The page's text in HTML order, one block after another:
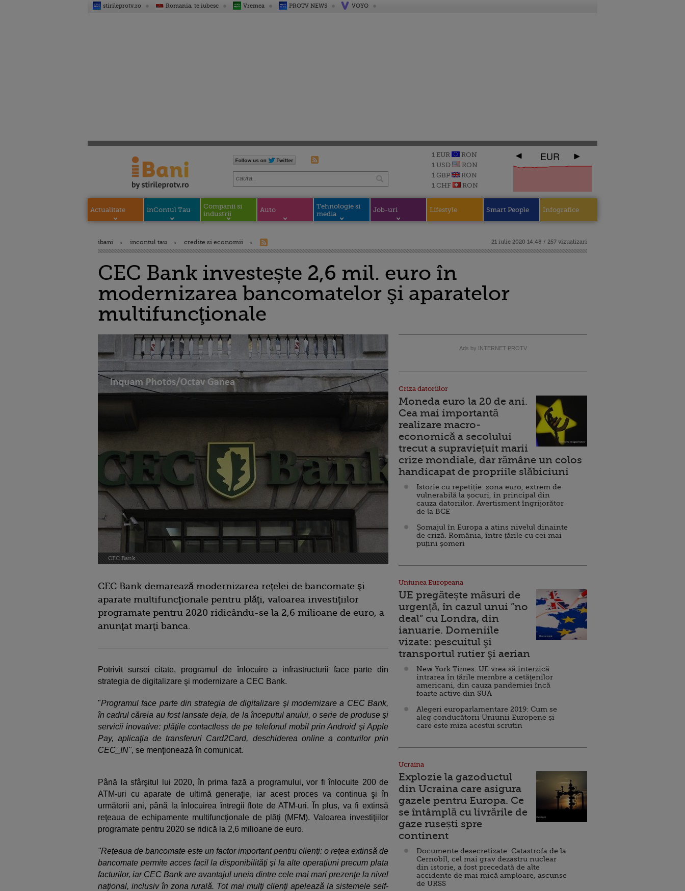
stirileprotv.ro Romania, te iubesc Vremea PROTV NEWS VOYO
1 EUR
RON
1 USD
RON
1 GBP
RON
1 CHF
RON
EUR
Actualitate inContul Tau
Companii si
industrii
Auto
Tehnologie si
media
Job-uri Lifestyle Smart People Infografice
ibani incontul tau credite si economii 21 iulie 2020 14:48 / 257 vizualizari
CEC Bank investește 2,6 mil. euro în
modernizarea bancomatelor şi aparatelor
multifuncţionale
CEC Bank
CEC Bank demarează modernizarea reţelei de bancomate şi
aparate multifuncţionale pentru plăţi, valoarea investiţiilor
programate pentru 2020 ridicându-se la 2,6 milioane de euro, a
anunţat marţi banca.
Potrivit sursei citate, programul de înlocuire a infrastructurii face parte din
strategia de digitalizare şi modernizare a CEC Bank.
"Programul face parte din strategia de digitalizare şi modernizare a CEC Bank,
în cadrul căreia au fost lansate deja, de la începutul anului, o serie de produse şi
servicii inovative: plăţile contactless de pe telefonul mobil prin Android şi Apple
Pay, aplicaţia de transferuri Card2Card, deschiderea online a conturilor prin
CEC_IN", se menţionează în comunicat.
Până la sfârşitul lui 2020, în prima fază a programului, vor fi înlocuite 200 de
ATM-uri cu aparate de ultimă generaţie, iar acest proces va continua şi în
următorii ani, până la înlocuirea întregii flote de ATM-uri. În plus, va fi extinsă
reţeaua de echipamente multifuncţionale de plăţi (MFM). Valoarea investiţiilor
programate pentru 2020 se ridică la 2,6 milioane de euro.
"Reţeaua de bancomate este un factor important pentru clienţi: o reţea extinsă de
bancomate permite acces facil la disponibilităţi şi la alte operaţiuni precum plata
facturilor, iar CEC Bank are avantajul uneia dintre cele mai mari prezenţe la nivel
naţional, inclusiv în zona rurală. Tot mai mulţi clienţi apelează la sistemele self-
Ads by INTERNET PROTV
Criza datoriilor
Moneda euro la 20 de ani.
Cea mai importantă
realizare macro-
economică a secolului
trecut a supraviețuit marii
crize mondiale, dar rămâne un colos
handicapat de propriile slăbiciuni
Istorie cu repetiție: zona euro, extrem de
vulnerabilă la șocuri, în principal din
cauza datoriilor. Avertisment îngrijorător
de la BCE
Șomajul în Europa a atins nivelul dinainte
de criză. România, între țările cu cei mai
puțini șomeri
Uniunea Europeana
UE pregătește măsuri de
urgență, în cazul unui ”no
deal” cu Londra, din
ianuarie. Domeniile
vizate: pescuitul şi
transportul rutier şi aerian
New York Times: UE vrea să interzică
intrarea în țările membre a cetăţenilor
americani, din cauza pandemiei încă
foarte active din SUA
Alegeri europarlamentare 2019: Cum se
aleg conducătorii Uniunii Europene și
care este miza acestui scrutin
Ucraina
Explozie la gazoductul
din Ucraina care asigura
gazele pentru Europa. Ce
se întâmplă cu livrările de
gaze rusești spre
continent
Documente desecretizate: Catastrofa de la
Cernobîl, cel mai grav dezastru nuclear
din istorie, a fost precedată de alte
accidente de mai mică amploare, ascunse
de URSS